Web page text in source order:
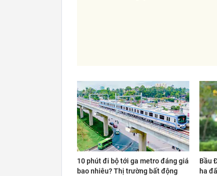
10 phút đi bộ tới ga metro đáng giá
bao nhiêu? Thị trường bất động
Bầu
ha